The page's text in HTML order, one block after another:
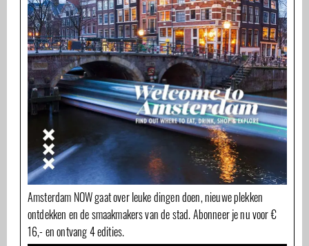
Amsterdam NOW gaat over leuke dingen doen, nieuwe plekken
ontdekken en de smaakmakers van de stad. Abonneer je nu voor €
16,- en ontvang 4 edities.